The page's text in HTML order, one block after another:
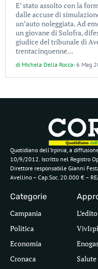
E’ stato assolto con la
dalle accuse di
un’auto noleggiata. Ad
un giovane di Solofra,
giudice del tribunale di
trentacinquenne...
di Michela Della Rocca-6 Mag
Quotidiano dell’Irpinia, a
10/9/2012. Iscritto nel Registro
Direttore responsabile Gianni
Avellino – Cap.Soc. 20.000 € –
Categorie
Campania
Politica
Economia
Cronaca
Salute